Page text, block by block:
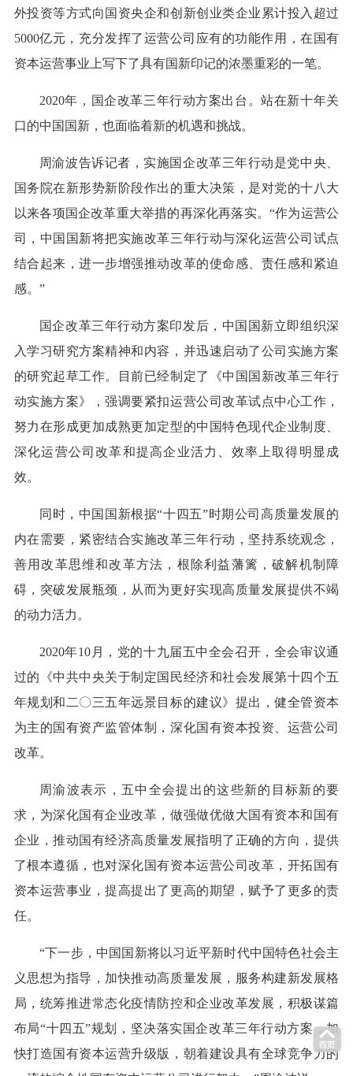
外投资等方式向国资央企和创新创业类企业累计投入超过
5000亿元，充分发挥了运营公司应有的功能作用，在国有
资本运营事业上写下了具有国新印记的浓墨重彩的一笔。
2020年，国企改革三年行动方案出台。站在新十年关
口的中国国新，也面临着新的机遇和挑战。
周渝波告诉记者，实施国企改革三年行动是党中央、
国务院在新形势新阶段作出的重大决策，是对党的十八大
以来各项国企改革重大举措的再深化再落实。“作为运营公
司，中国国新将把实施改革三年行动与深化运营公司试点
结合起来，进一步增强推动改革的使命感、责任感和紧迫
感。”
国企改革三年行动方案印发后，中国国新立即组织深
入学习研究方案精神和内容，并迅速启动了公司实施方案
的研究起草工作。目前已经制定了《中国国新改革三年行
动实施方案》，强调要紧扣运营公司改革试点中心工作，
努力在形成更加成熟更加定型的中国特色现代企业制度、
深化运营公司改革和提高企业活力、效率上取得明显成
效。
同时，中国国新根据“十四五”时期公司高质量发展的
内在需要，紧密结合实施改革三年行动，坚持系统观念，
善用改革思维和改革方法，根除利益藩篱，破解机制障
碍，突破发展瓶颈，从而为更好实现高质量发展提供不竭
的动力活力。
2020年10月，党的十九届五中全会召开，全会审议通
过的《中共中央关于制定国民经济和社会发展第十四个五
年规划和二〇三五年远景目标的建议》提出，健全管资本
为主的国有资产监管体制，深化国有资本投资、运营公司
改革。
周渝波表示，五中全会提出的这些新的目标新的要
求，为深化国有企业改革，做强做优做大国有资本和国有
企业，推动国有经济高质量发展指明了正确的方向，提供
了根本遵循，也对深化国有资本运营公司改革，开拓国有
资本运营事业，提高提出了更高的期望，赋予了更多的责
任。
“下一步，中国国新将以习近平新时代中国特色社会主
义思想为指导，加快推动高质量发展，服务构建新发展格
局，统筹推进常态化疫情防控和企业改革发展，积极谋篇
布局“十四五”规划，坚决落实国企改革三年行动方案，加
快打造国有资本运营升级版，朝着建设具有全球竞争力的